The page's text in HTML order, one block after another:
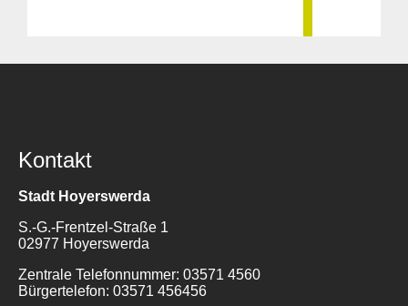
Kontakt
Stadt Hoyerswerda
S.-G.-Frentzel-Straße 1
02977 Hoyerswerda
Zentrale Telefonnummer: 03571 4560
Bürgertelefon: 03571 456456